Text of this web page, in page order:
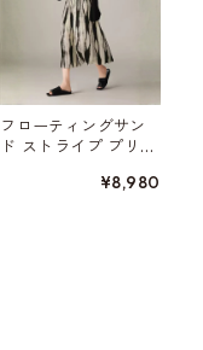
フローティングサン
ド ストライプ プリー
¥8,980